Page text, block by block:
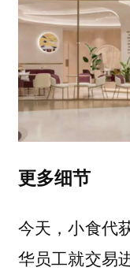
更多细节
今天，小食代
华员工就交易